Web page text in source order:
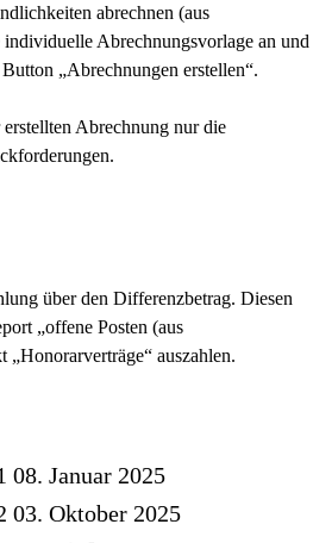
abrechnen (aus
Abrechnungsvorlage an und
„Abrechnungen erstellen“.
Abrechnung nur die
über den Differenzbetrag. Diesen
„offene Posten (aus
auszahlen.
08. Januar 2025
03. Oktober 2025